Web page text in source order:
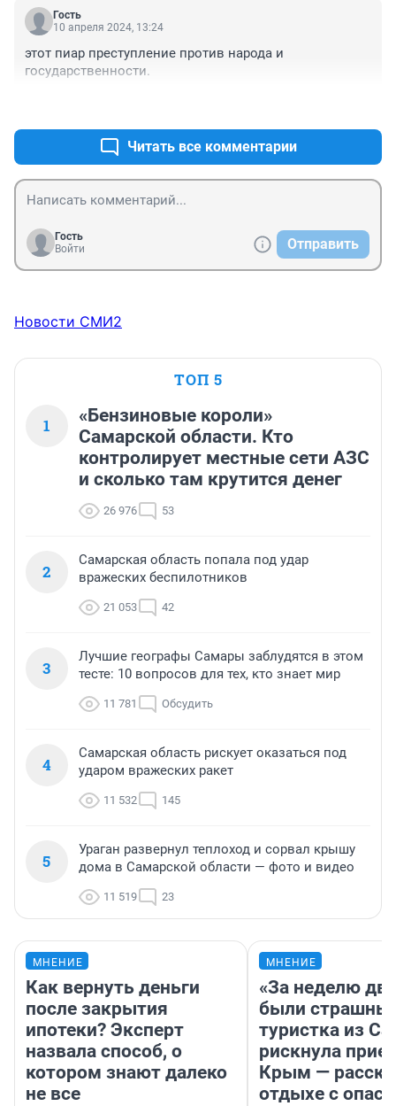
Гость
10 апреля 2024, 13:24
этот пиар преступление против народа и
государственности.
Читать все комментарии
Гость
Войти
Отправить
Новости СМИ2
ТОП 5
1
«Бензиновые короли»
Самарской области. Кто
контролирует местные сети АЗС
и сколько там крутится денег
26 976 53
2
Самарская область попала под удар
вражеских беспилотников
21 053 42
3
Лучшие географы Самары заблудятся в этом
тесте: 10 вопросов для тех, кто знает мир
11 781 Обсудить
4
Самарская область рискует оказаться под
ударом вражеских ракет
11 532 145
5
Ураган развернул теплоход и сорвал крышу
дома в Самарской области — фото и видео
11 519 23
МНЕНИЕ
Как вернуть деньги
после закрытия
ипотеки? Эксперт
назвала способ, о
котором знают далеко
не все
МНЕНИЕ
«За неделю
были
туристка из
рискнула
Крым —
отдыхе с